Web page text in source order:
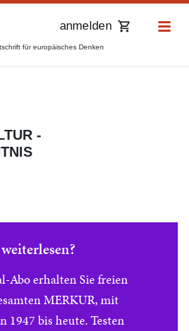
für europäisches Denken
anmelden
-
Abo erhalten Sie freien
MERKUR, mit
1947 bis heute. Testen